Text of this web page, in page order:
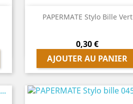
PAPERMATE Stylo Bille Vert
Prix
0,30 €
AJOUTER AU PANIER
 Aperçu rapide